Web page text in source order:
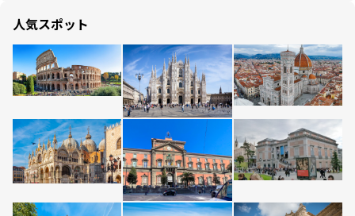
人気スポット